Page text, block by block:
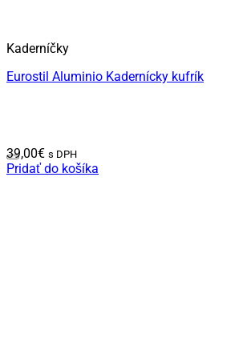
Kaderníčky
Eurostil Aluminio Kadernícky kufrík
39,00€ s DPH
Pridať do košíka